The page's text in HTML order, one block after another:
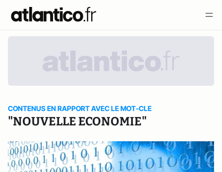
CONTENUS EN RAPPORT AVEC LE MOT-CLE
"NOUVELLE ECONOMIE"